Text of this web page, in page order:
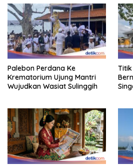
Palebon Perdana Ke
Krematorium Ujung Mantri
Wujudkan Wasiat Sulinggih